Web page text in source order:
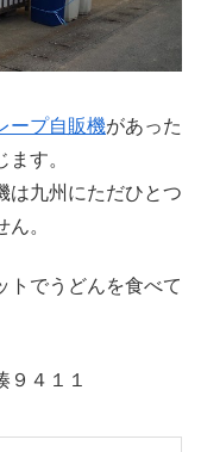
ープ自販機があった
す。
は九州にただひとつ
。
トでうどんを食べて
４１１